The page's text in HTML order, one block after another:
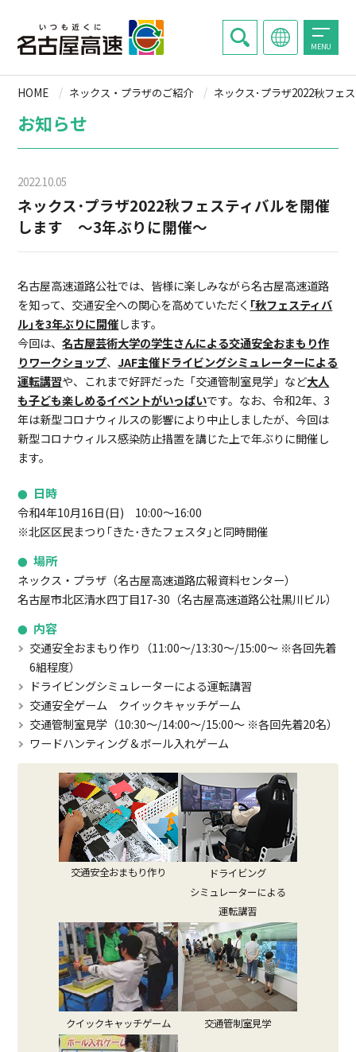
MENU
HOME ネックス・プラザのご紹介 ネックス･プラザ2022秋フェ
お知らせ
2022.10.05
ネックス･プラザ2022秋フェスティバルを開催
します ～3年ぶりに開催～
名古屋高速道路公社では、皆様に楽しみながら名古屋高速道路
を知って、交通安全への関心を高めていただく ｢秋フェスティバ
ル｣を3年ぶりに開催します。
今回は、名古屋芸術大学の学生さんによる交通安全おまもり作
りワークショップ、JAF主催ドライビングシミュレーターによる
運転講習や、これまで好評だった「交通管制室見学」など大人
も子ども楽しめるイベントがいっぱいです。なお、令和2年、3
年は新型コロナウィルスの影響により中止しましたが、今回は
新型コロナウィルス感染防止措置を講じた上で年ぶりに開催し
ます。
日時
令和4年10月16日(日) 10:00～16:00
※北区区民まつり｢きた･きたフェスタ｣と同時開催
場所
ネックス・プラザ（名古屋高速道路広報資料センター）
名古屋市北区清水四丁目17-30（名古屋高速道路公社黒川ビル）
内容
交通安全おまもり作り（11:00～/13:30～/15:00～ ※各回先着
6組程度）
ドライビングシミュレーターによる運転講習
交通安全ゲーム クイックキャッチゲーム
交通管制室見学（10:30～/14:00～/15:00～ ※各回先着20名）
ワードハンティング＆ボール入れゲーム
交通安全おまもり作り
ドライビング
シミュレーターによる
運転講習
クイックキャッチゲーム 交通管制室見学